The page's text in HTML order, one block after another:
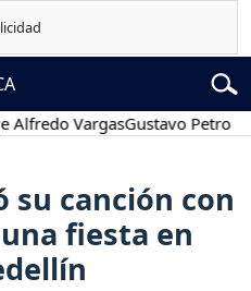
VargasGustavo Petro
su canción con
fiesta en